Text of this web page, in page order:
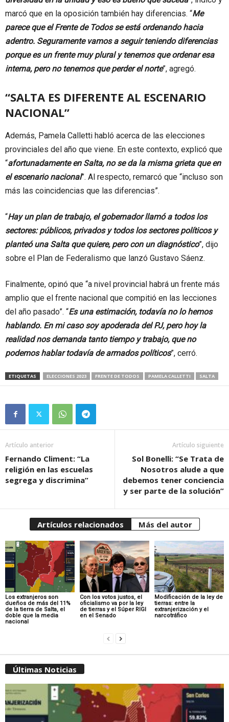
marcó que en la oposición también hay diferencias. “Me
parece que el Frente de Todos se está ordenando hacia
adentro. Seguramente vamos a seguir teniendo diferencias
porque es un frente muy plural y tenemos que ordenar esa
interna, pero no tenemos que perder el norte”, agregó.
“SALTA ES DIFERENTE AL ESCENARIO
NACIONAL”
Además, Pamela Calletti habló acerca de las elecciones
provinciales del año que viene. En este contexto, explicó que
“afortunadamente en Salta, no se da la misma grieta que en
el escenario nacional”. Al respecto, remarcó que “incluso son
más las coincidencias que las diferencias”.
“Hay un plan de trabajo, el gobernador llamó a todos los
sectores: públicos, privados y todos los sectores políticos y
planteó una Salta que quiere, pero con un diagnóstico”, dijo
sobre el Plan de Federalismo que lanzó Gustavo Sáenz.
Finalmente, opinó que “a nivel provincial habrá un frente más
amplio que el frente nacional que compitió en las lecciones
del año pasado”. “Es una estimación, todavía no lo hemos
hablando. En mi caso soy apoderada del PJ, pero hoy la
realidad nos demanda tanto tiempo y trabajo, que no
podemos hablar todavía de armados políticos”, cerró.
ETIQUETAS ELECCIONES 2023 FRENTE DE TODOS PAMELA CALLETTI SALTA
Artículo anterior
Fernando Climent: “La
religión en las escuelas
segrega y discrimina”
Artículo siguiente
Sol Bonelli: “Se Trata de
Nosotros alude a que
debemos tener conciencia
y ser parte de la solución”
Artículos relacionados Más del autor
Los extranjeros son
dueños de más del 11%
de la tierra de Salta, el
doble que la media
nacional
Con los votos justos, el
oficialismo va por la ley
de tierras y el Súper RIGI
en el Senado
Modificación de la ley de
tierras: entre la
extranjerización y el
narcotráfico
Últimas Noticias